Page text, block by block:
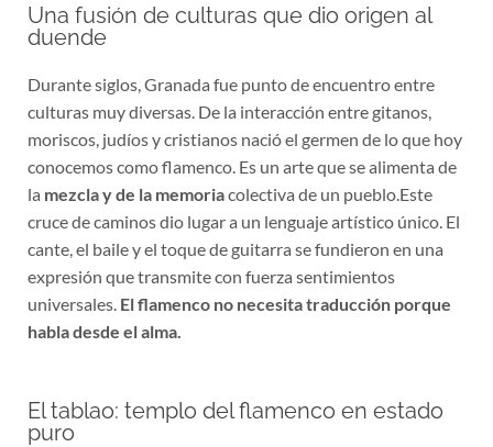
Una fusión de culturas que dio origen al
duende
Durante siglos, Granada fue punto de encuentro entre
culturas muy diversas. De la interacción entre gitanos,
moriscos, judíos y cristianos nació el germen de lo que hoy
conocemos como flamenco. Es un arte que se alimenta de
la mezcla y de la memoriacolectiva de un pueblo.Este
cruce de caminos dio lugar a un lenguaje artístico único. El
cante, el baile y el toque de guitarra se fundieron en una
expresión que transmite con fuerza sentimientos
universales. El flamenco no necesita traducción porque
habla desde el alma.
El tablao: templo del flamenco en estado
puro